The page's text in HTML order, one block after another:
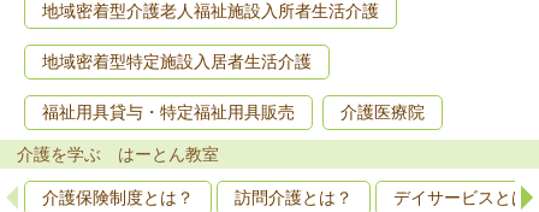
地域密着型介護老人福祉施設入所者生活介護
地域密着型特定施設入居者生活介護
福祉用具貸与・特定福祉用具販売 介護医療院
介護を学ぶ はーとん教室
介護保険制度とは？ 訪問介護とは？ デイサービスとは